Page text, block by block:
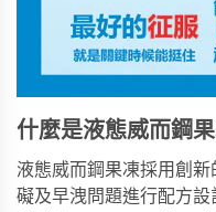
什麼是液態威而鋼果
液態威而鋼果凍採用創
礙及早洩問題進行配方